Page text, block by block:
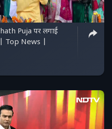
Puja पर लगाई
Top News |